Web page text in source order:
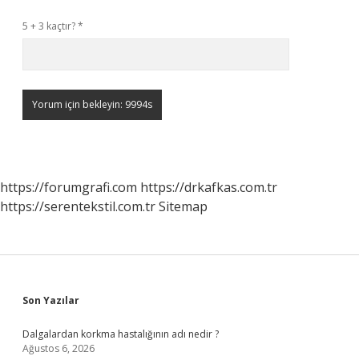
5 + 3 kaçtır?*
https://forumgrafi.com https://drkafkas.com.tr
https://serentekstil.com.trSitemap
Sidebar
Son Yazılar
Dalgalardan korkma hastalığının adı nedir ?
Ağustos 6, 2026